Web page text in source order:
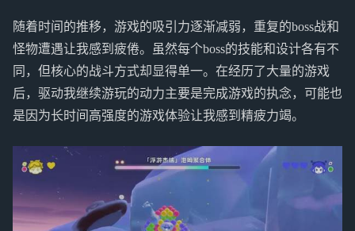
随着时间的推移，游戏的吸引力逐渐减弱，重复的boss战和
怪物遭遇让我感到疲倦。虽然每个boss的技能和设计各有不
同，但核心的战斗方式却显得单一。在经历了大量的游戏
后，驱动我继续游玩的动力主要是完成游戏的执念，可能也
是因为长时间高强度的游戏体验让我感到精疲力竭。